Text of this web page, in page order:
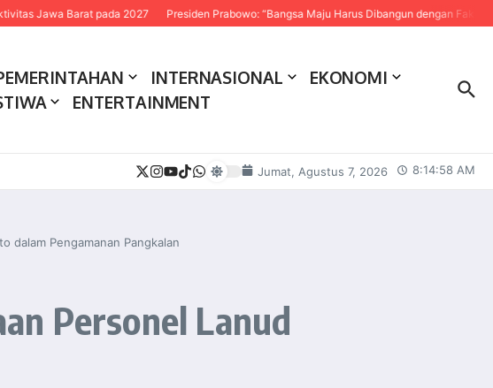
Barat pada 2027 Presiden Prabowo: “Bangsa Maju Harus Dibangun dengan Fakta dan Sains”
INTERNASIONAL
EKONOMI
ENTERTAINMENT
Jumat, Agustus 7, 2026 8:14:59 AM
dalam Pengamanan Pangkalan
Personel Lanud